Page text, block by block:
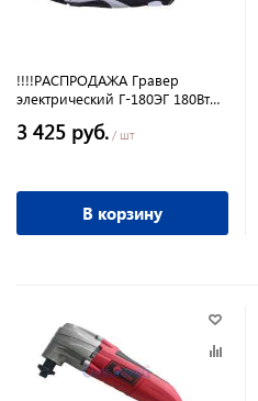
!!!!РАСПРОДАЖА Гравер
электрический Г-180ЭГ 180Вт
3 425 руб. / шт
В корзину